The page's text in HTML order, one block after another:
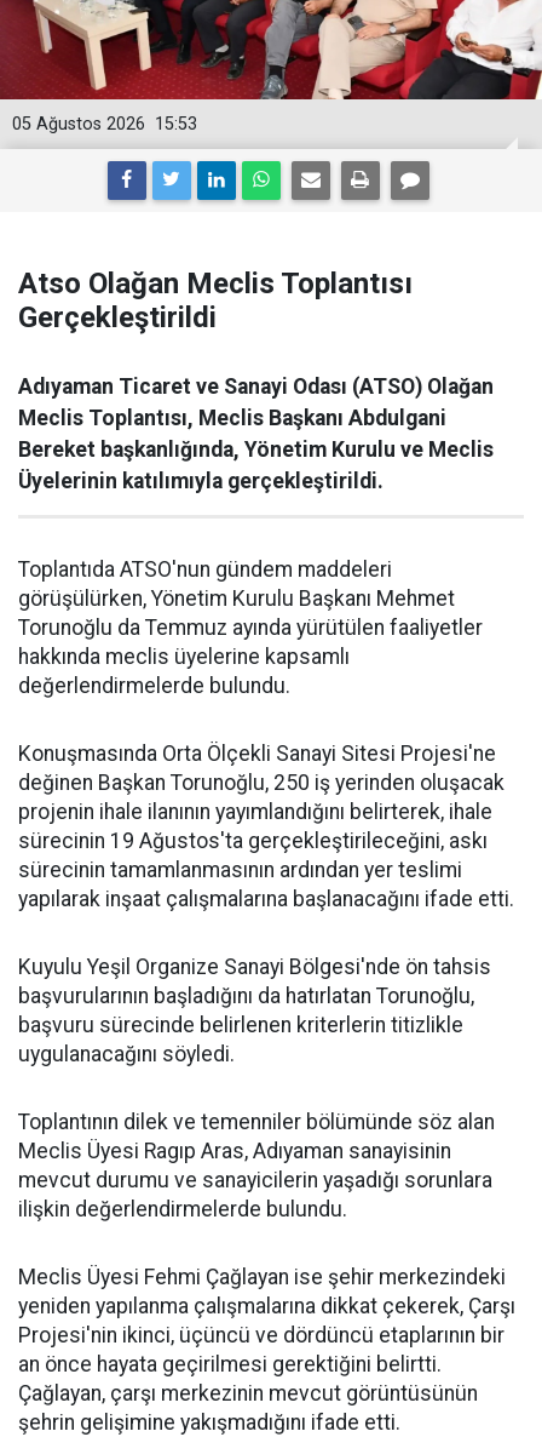
15:53
05 Ağustos 2026
Atso Olağan Meclis Toplantısı
Gerçekleştirildi
Adıyaman Ticaret ve Sanayi Odası (ATSO) Olağan
Meclis Toplantısı, Meclis Başkanı Abdulgani
Bereket başkanlığında, Yönetim Kurulu ve Meclis
Üyelerinin katılımıyla gerçekleştirildi.
Toplantıda ATSO'nun gündem maddeleri
görüşülürken, Yönetim Kurulu Başkanı Mehmet
Torunoğlu da Temmuz ayında yürütülen faaliyetler
hakkında meclis üyelerine kapsamlı
değerlendirmelerde bulundu.
Konuşmasında Orta Ölçekli Sanayi Sitesi Projesi'ne
değinen Başkan Torunoğlu, 250 iş yerinden oluşacak
projenin ihale ilanının yayımlandığını belirterek, ihale
sürecinin 19 Ağustos'ta gerçekleştirileceğini, askı
sürecinin tamamlanmasının ardından yer teslimi
yapılarak inşaat çalışmalarına başlanacağını ifade etti.
Kuyulu Yeşil Organize Sanayi Bölgesi'nde ön tahsis
başvurularının başladığını da hatırlatan Torunoğlu,
başvuru sürecinde belirlenen kriterlerin titizlikle
uygulanacağını söyledi.
Toplantının dilek ve temenniler bölümünde söz alan
Meclis Üyesi Ragıp Aras, Adıyaman sanayisinin
mevcut durumu ve sanayicilerin yaşadığı sorunlara
ilişkin değerlendirmelerde bulundu.
Meclis Üyesi Fehmi Çağlayan ise şehir merkezindeki
yeniden yapılanma çalışmalarına dikkat çekerek, Çarşı
Projesi'nin ikinci, üçüncü ve dördüncü etaplarının bir
an önce hayata geçirilmesi gerektiğini belirtti.
Çağlayan, çarşı merkezinin mevcut görüntüsünün
şehrin gelişimine yakışmadığını ifade etti.